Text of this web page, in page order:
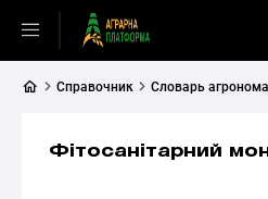
Справочник Словарь агронома
Фітосанітарний